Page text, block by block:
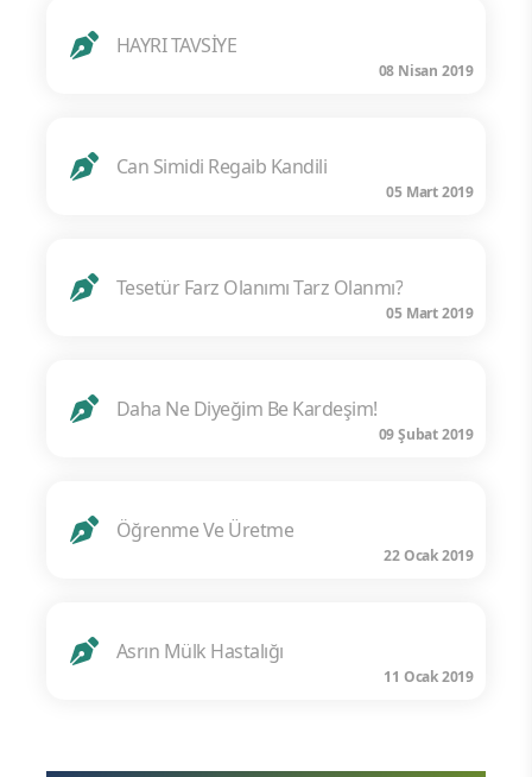
HAYRI TAVSİYE
08 Nisan 2019
Can Simidi Regaib Kandili
05 Mart 2019
Tesetür Farz Olanımı Tarz Olanmı?
05 Mart 2019
Daha Ne Diyeğim Be Kardeşim!
09 Şubat 2019
Öğrenme Ve Üretme
22 Ocak 2019
Asrın Mülk Hastalığı
11 Ocak 2019